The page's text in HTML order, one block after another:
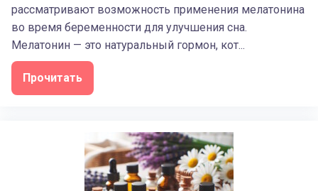
рассматривают возможность применения мелатонина
во время беременности для улучшения сна.
Мелатонин — это натуральный гормон, кот...
Прочитать